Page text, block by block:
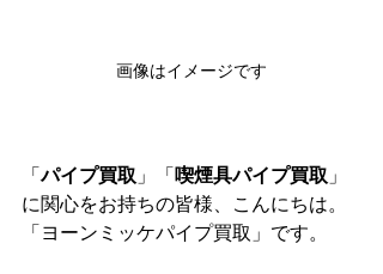
画像はイメージです
「パイプ買取 」「喫煙具パイプ買取 」
に関心をお持ちの皆様、こんにちは。
「ヨーンミッケパイプ買取」です。